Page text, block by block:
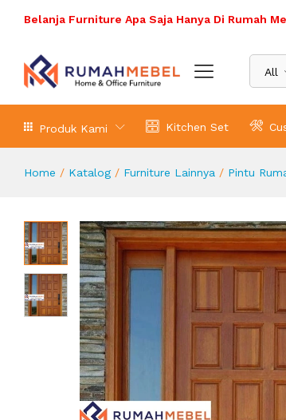
Belanja Furniture Apa Saja Hanya Di Rumah
All
Produk Kami Kitchen Set
Home / Katalog / Furniture Lainnya / Pintu
Deskripsi Produk